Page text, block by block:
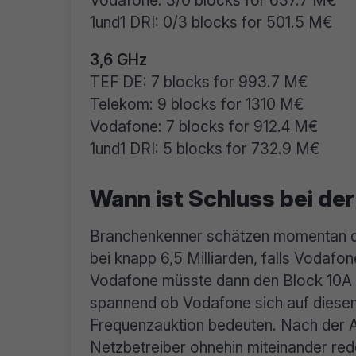
1und1 DRI: 0/3 blocks for 501.5 M€
3,6 GHz
TEF DE: 7 blocks for 993.7 M€
Telekom: 9 blocks for 1310 M€
Vodafone: 7 blocks for 912.4 M€
1und1 DRI: 5 blocks for 732.9 M€
Wann ist Schluss bei
Bran­chen­kenner schätzen momentan
bei knapp 6,5 Milliarden, falls
Vodafone müsste dann den Block
spannend ob Vodafone sich auf
Frequenzauktion bedeuten. Nach der
Netz­be­treiber ohnehin mitein­ander